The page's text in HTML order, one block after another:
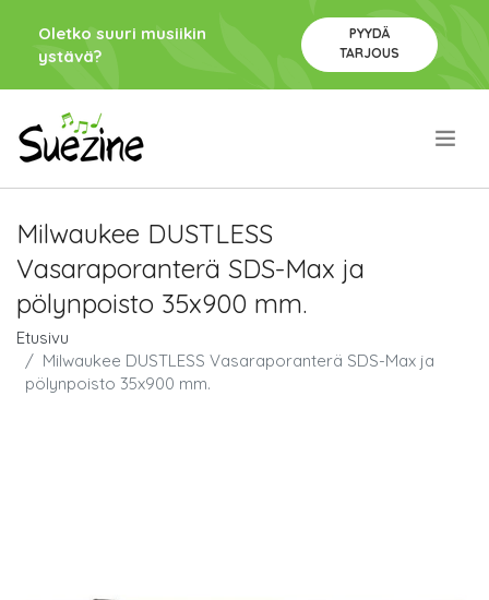
Oletko suuri musiikin
ystävä?
PYYDÄ
TARJOUS
Milwaukee DUSTLESS
Vasaraporanterä SDS-Max ja
pölynpoisto 35x900 mm.
Etusivu
Milwaukee DUSTLESS Vasaraporanterä SDS-Max ja
pölynpoisto 35x900 mm.